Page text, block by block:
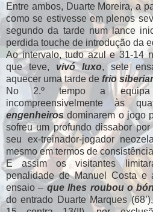
Entre ambos, Duarte Moreira, a
como se estivesse em plenos
segundo da tarde num lance
perdida touche de introdução da
Ao intervalo, tudo azul e 31-14
que teve, vivó luxo, sete
aquecer uma tarde de frio
No 2.º tempo a
incompreensivelmente às
engenheiros dominarem o jogo
sofreu um profundo dissabor
seu ex-treinador-jogador
mesmo em termos de
E assim os visitantes
penalidade de Manuel Costa e
ensaio – que lhes roubou o
do entrado Duarte Marques